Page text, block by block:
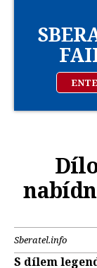
Sberatel.info
S dílem